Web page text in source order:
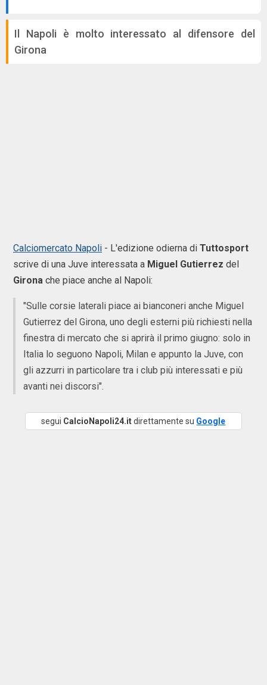
Il Napoli è molto interessato al difensore del
Girona
Calciomercato Napoli - L'edizione odierna di Tuttosport
scrive di una Juve interessata a Miguel Gutierrez del
Girona che piace anche al Napoli:
"Sulle corsie laterali piace ai bianconeri anche Miguel
Gutierrez del Girona, uno degli esterni più richiesti nella
finestra di mercato che si aprirà il primo giugno: solo in
Italia lo seguono Napoli, Milan e appunto la Juve, con
gli azzurri in particolare tra i club più interessati e più
avanti nei discorsi".
segui CalcioNapoli24.itdirettamente su Google